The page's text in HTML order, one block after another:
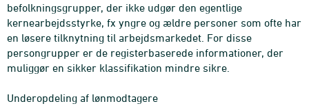
befolkningsgrupper, der ikke udgør den egentlige
kernearbejdsstyrke, fx yngre og ældre personer som ofte har
en løsere tilknytning til arbejdsmarkedet. For disse
persongrupper er de registerbaserede informationer, der
muliggør en sikker klassifikation mindre sikre.
Underopdeling af lønmodtagere